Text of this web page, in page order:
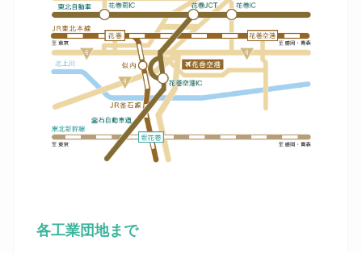
各工業団地まで